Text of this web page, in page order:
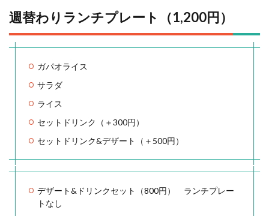
週替わりランチプレート（1,200円）
ガパオライス
サラダ
ライス
セットドリンク（＋300円）
セットドリンク&デザート（＋500円）
デザート&ドリンクセット（800円） ランチプレー
トなし